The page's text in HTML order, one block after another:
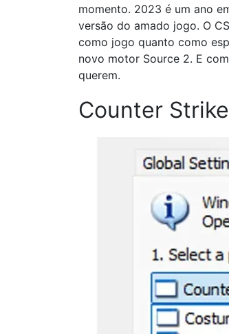
momento. 2023 é um ano
versão do amado jogo. O
como jogo quanto como
novo motor Source 2. E
querem.
Counter